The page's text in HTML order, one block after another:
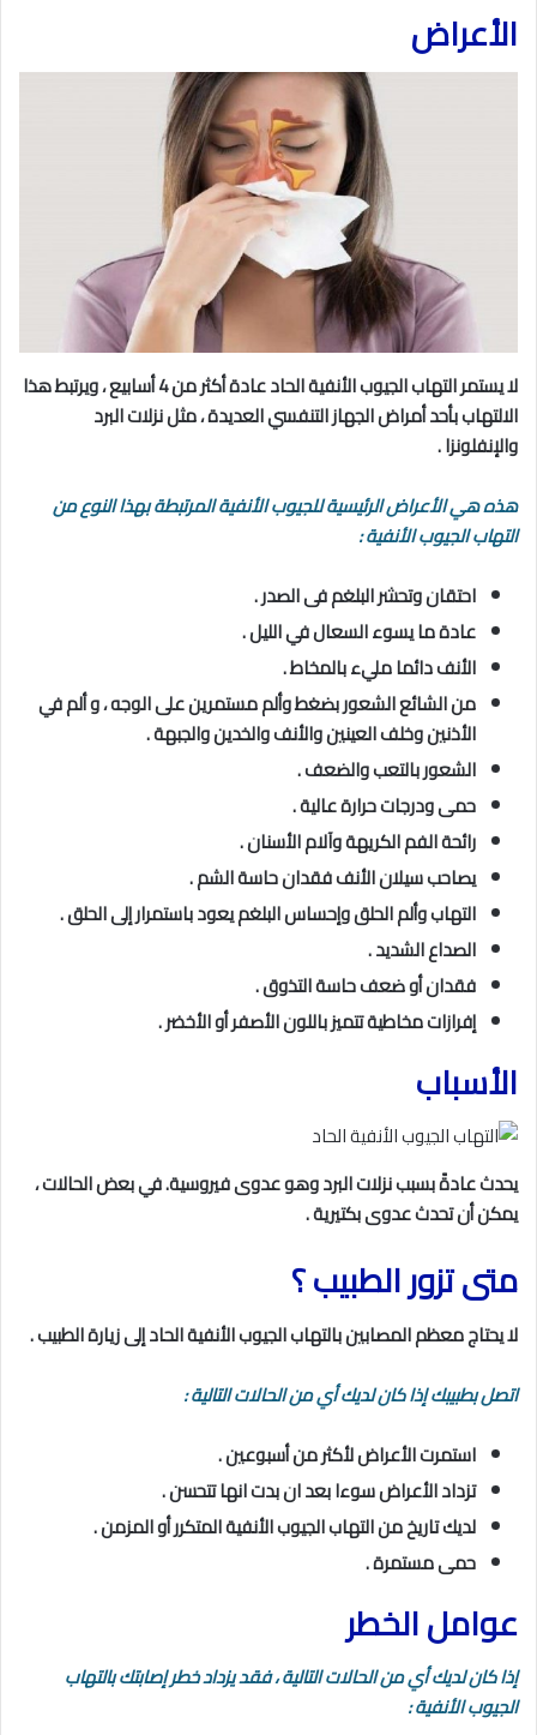
الأعراض
لا يستمر التهاب الجيوب الأنفية الحاد عادة أكثر من 4 أسابيع ، ويرتبط هذا
الالتهاب بأحد أمراض الجهاز التنفسي العديدة ، مثل نزلات البرد
والإنفلونزا .
هذه هي الأعراض الرئيسية للجيوب الأنفية المرتبطة بهذا النوع من
التهاب الجيوب الأنفية :
احتقان وتحشر البلغم فى الصدر .
عادة ما يسوء السعال في الليل .
الأنف دائما مليء بالمخاط .
من الشائع الشعور بضغط وألم مستمرين على الوجه ، و ألم في
الأذنين وخلف العينين والأنف والخدين والجبهة .
الشعور بالتعب والضعف .
حمى ودرجات حرارة عالية .
رائحة الفم الكريهة وآلام الأسنان .
يصاحب سيلان الأنف فقدان حاسة الشم .
التهاب وألم الحلق وإحساس البلغم يعود باستمرار إلى الحلق .
الصداع الشديد .
فقدان أو ضعف حاسة التذوق .
إفرازات مخاطية تتميز باللون الأصفر أو الأخضر .
الأسباب
يحدث عادةً بسبب نزلات البرد وهو عدوى فيروسية. في بعض الحالات ،
يمكن أن تحدث عدوى بكتيرية .
متى تزور الطبيب ؟
لا يحتاج معظم المصابين بالتهاب الجيوب الأنفية الحاد إلى زيارة الطبيب .
اتصل بطبيبك إذا كان لديك أي من الحالات التالية :
استمرت الأعراض لأكثر من أسبوعين .
تزداد الأعراض سوءا بعد ان بدت انها تتحسن .
لديك تاريخ من التهاب الجيوب الأنفية المتكرر أو المزمن .
حمى مستمرة .
عوامل الخطر
إذا كان لديك أي من الحالات التالية ، فقد يزداد خطر إصابتك بالتهاب
الجيوب الأنفية :